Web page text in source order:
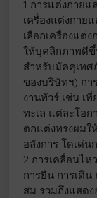
1 การแต่งกายแ
เครื่องแต่งกาย
เลือกเครื่องแต่
ให้บุคลิกภาพดี
สำหรับมัคคุเทศ
ของบริษัทฯ) กา
งานทัวร์ เช่น เ
ทะเล แต่ละโอก
ตกแต่งทรงผมใ
อลังการ โดเด่น
2 การเคลื่อนไห
การยืน การเดิน
สม รวมถึงแสด